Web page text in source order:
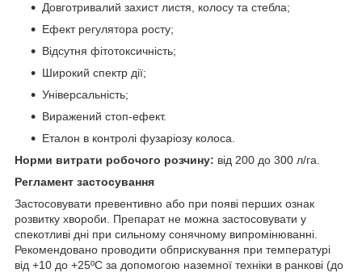
Довготривалий захист листя, колосу та стебла;
Ефект регулятора росту;
Відсутня фітотоксичність;
Широкий спектр дії;
Універсальність;
Виражений стоп-ефект.
Еталон в контролі фузаріозу колоса.
Норми витрати робочого розчину: від 200 до 300 л/га.
Регламент застосування
Застосовувати превентивно або при появі перших ознак
розвитку хвороби. Препарат не можна застосовувати у
спекотливі дні при сильному сонячному випромінюванні.
Рекомендовано проводити обприскування при температурі
від +10 до +25ºС за допомогою наземної техніки в ранкові (до